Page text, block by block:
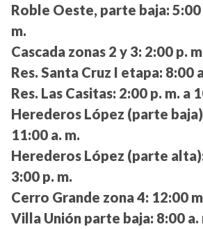
Roble Oeste, parte baja: 5:00
m.
Cascada zonas 2 y 3: 2:00 p.
Res. Santa Cruz I etapa: 8:00
Res. Las Casitas: 2:00 p. m. a
Herederos López (parte
11:00 a. m.
Herederos López (parte
3:00 p. m.
Cerro Grande zona 4: 12:00
Villa Unión parte baja: 8:00 a.